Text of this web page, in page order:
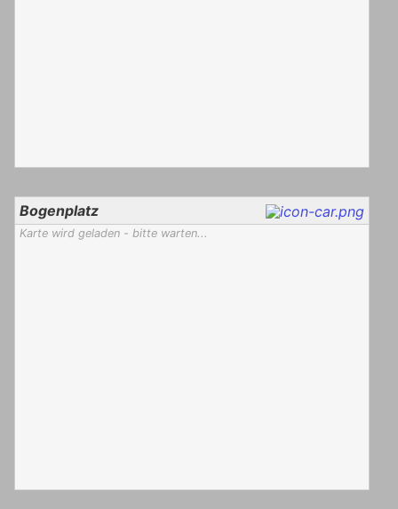
Bogenplatz
Karte wird geladen - bitte warten...